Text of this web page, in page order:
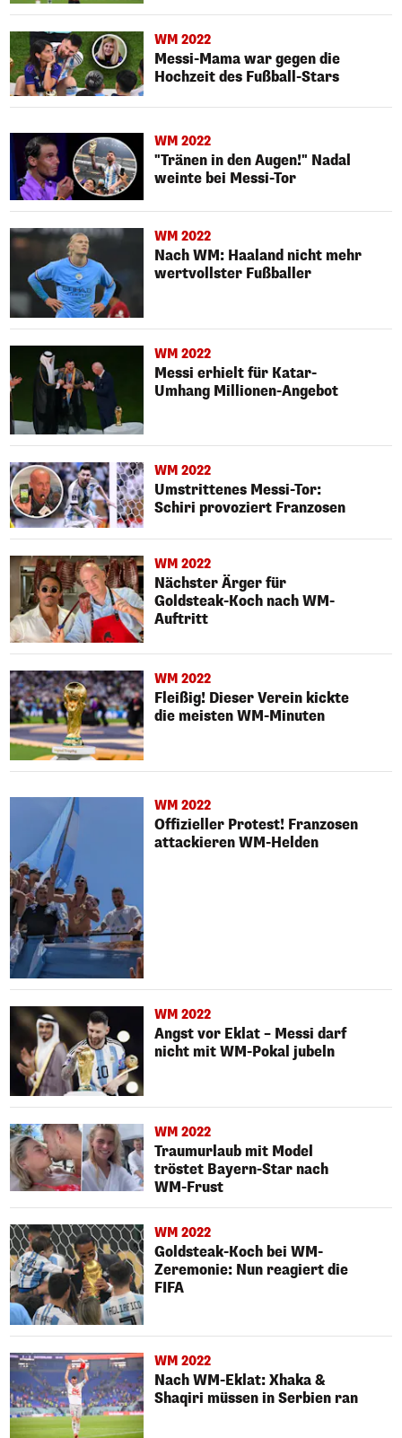
WM 2022
Messi-Mama war gegen die
Hochzeit des Fußball-Stars
WM 2022
"Tränen in den Augen!" Nadal
weinte bei Messi-Tor
WM 2022
Nach WM: Haaland nicht mehr
wertvollster Fußballer
WM 2022
Messi erhielt für Katar-
Umhang Millionen-Angebot
WM 2022
Umstrittenes Messi-Tor:
Schiri provoziert Franzosen
WM 2022
Nächster Ärger für
Goldsteak-Koch nach WM-
Auftritt
WM 2022
Fleißig! Dieser Verein kickte
die meisten WM-Minuten
WM 2022
Offizieller Protest! Franzosen
attackieren WM-Helden
WM 2022
Angst vor Eklat – Messi darf
nicht mit WM-Pokal jubeln
WM 2022
Traumurlaub mit Model
tröstet Bayern-Star nach
WM-Frust
WM 2022
Goldsteak-Koch bei WM-
Zeremonie: Nun reagiert die
FIFA
WM 2022
Nach WM-Eklat: Xhaka &
Shaqiri müssen in Serbien ran